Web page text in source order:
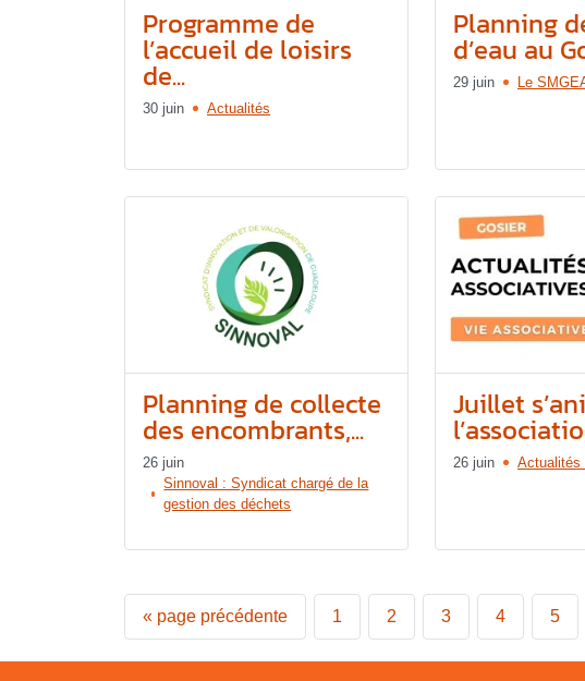
Programme de
l’accueil de loisirs
de...
30 juin Actualités
Planning
d’eau au
29 juin Le
Planning de collecte
des encombrants,...
26 juin
Sinnoval : Syndicat chargé de la
gestion des déchets
Juillet
26 juin Actualités
« page précédente 1 2 3 4 5